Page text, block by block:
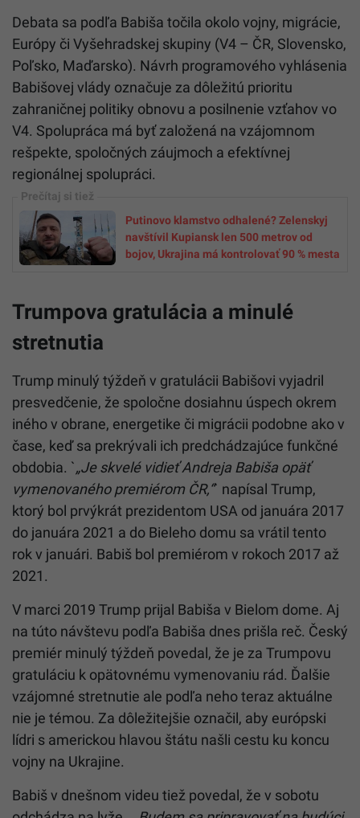
Debata sa podľa Babiša točila okolo vojny, migrácie,
Európy či Vyšehradskej skupiny (V4 – ČR, Slovensko,
Poľsko, Maďarsko). Návrh programového vyhlásenia
Babišovej vlády označuje za dôležitú prioritu
zahraničnej politiky obnovu a posilnenie vzťahov vo
V4. Spolupráca má byť založená na vzájomnom
rešpekte, spoločných záujmoch a efektívnej
regionálnej spolupráci.
Putinovo klamstvo odhalené? Zelenskyj
navštívil Kupiansk len 500 metrov od
bojov, Ukrajina má kontrolovať 90 % mesta
Trumpova gratulácia a minulé
stretnutia
Trump minulý týždeň v gratulácii Babišovi vyjadril
presvedčenie, že spoločne dosiahnu úspech okrem
iného v obrane, energetike či migrácii podobne ako v
čase, keď sa prekrývali ich predchádzajúce funkčné
obdobia. `„Je skvelé vidieť Andreja Babiša opäť
vymenovaného premiérom ČR,“` napísal Trump,
ktorý bol prvýkrát prezidentom USA od januára 2017
do januára 2021 a do Bieleho domu sa vrátil tento
rok v januári. Babiš bol premiérom v rokoch 2017 až
2021.
V marci 2019 Trump prijal Babiša v Bielom dome. Aj
na túto návštevu podľa Babiša dnes prišla reč. Český
premiér minulý týždeň povedal, že je za Trumpovu
gratuláciu k opätovnému vymenovaniu rád. Ďalšie
vzájomné stretnutie ale podľa neho teraz aktuálne
nie je témou. Za dôležitejšie označil, aby európski
lídri s americkou hlavou štátu našli cestu ku koncu
vojny na Ukrajine.
Babiš v dnešnom videu tiež povedal, že v sobotu